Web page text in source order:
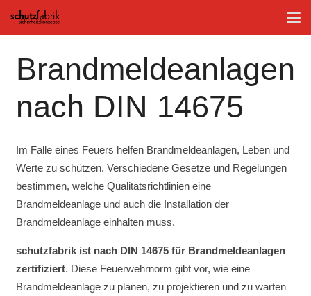
Brandmeldeanlagen
nach DIN 14675
Im Falle eines Feuers helfen Brandmeldeanlagen, Leben und
Werte zu schützen. Verschiedene Gesetze und Regelungen
bestimmen, welche Qualitätsrichtlinien eine
Brandmeldeanlage und auch die Installation der
Brandmeldeanlage einhalten muss.
schutzfabrik ist nach DIN 14675 für Brandmeldeanlagen
zertifiziert. Diese Feuerwehrnorm gibt vor, wie eine
Brandmeldeanlage zu planen, zu projektieren und zu warten